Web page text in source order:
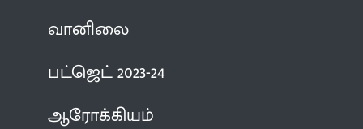
வானிலை
பட்ஜெட் 2023-24
ஆரோக்கியம்